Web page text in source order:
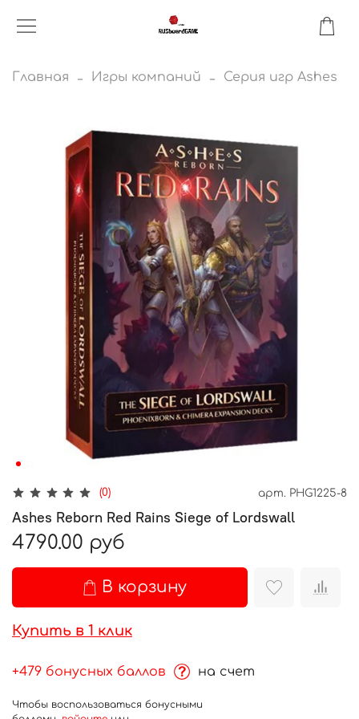
Главная Игры компаний Серия игр Ashes
(0) арт. PHG1225-8
Ashes Reborn Red Rains Siege of Lordswall
4790.00 руб
В корзину
Купить в 1 клик
+479 бонусных баллов на счет
Чтобы воспользоваться бонусными